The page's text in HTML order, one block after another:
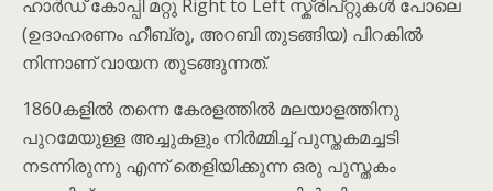
ഹാർഡ് കോപ്പി മറ്റു Right to Left സ്ക്രിപ്റ്റുകൾ പോലെ
(ഉദാഹരണം ഹീബ്രൂ, അറബി തുടങ്ങിയ) പിറകിൽ
നിന്നാണ് വായന തുടങ്ങുന്നത്.
1860കളിൽ തന്നെ കേരളത്തിൽ മലയാളത്തിനു
പുറമേയുള്ള അച്ചുകളും നിർമ്മിച്ച് പുസ്തകമച്ചടി
നടന്നിരുന്നു എന്ന് തെളിയിക്കുന്ന ഒരു പുസ്തകം